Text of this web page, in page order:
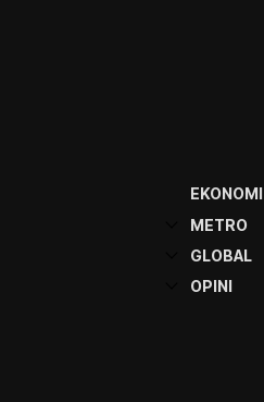
EKONOMI
METRO
GLOBAL
OPINI